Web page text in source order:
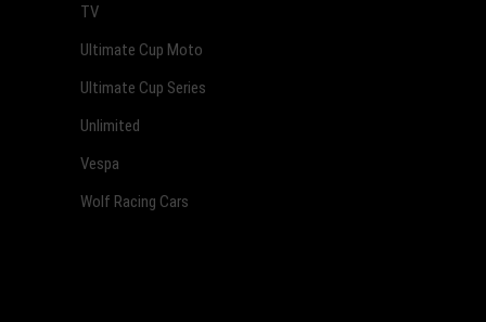
TV
Ultimate Cup Moto
Ultimate Cup Series
Unlimited
Vespa
Wolf Racing Cars